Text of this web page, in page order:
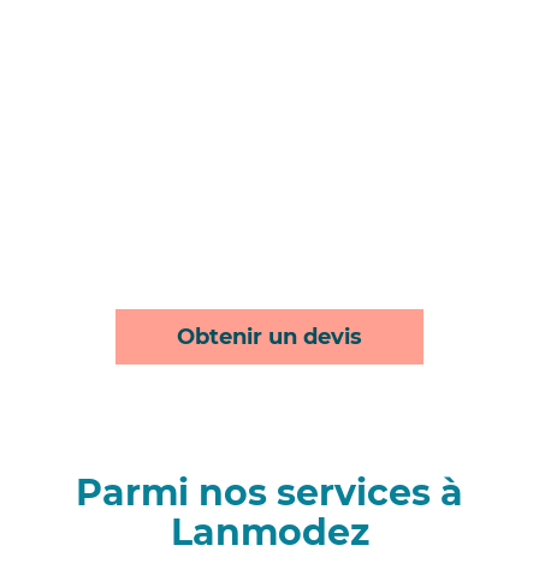
Obtenir un devis
Parmi nos services à
Lanmodez